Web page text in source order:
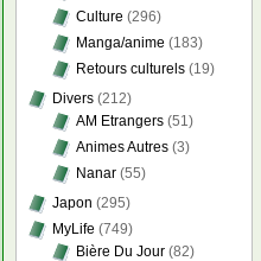
Culture (296)
Manga/anime (183)
Retours culturels (19)
Divers (212)
AM Etrangers (51)
Animes Autres (3)
Nanar (55)
Japon (295)
MyLife (749)
Bière Du Jour (82)